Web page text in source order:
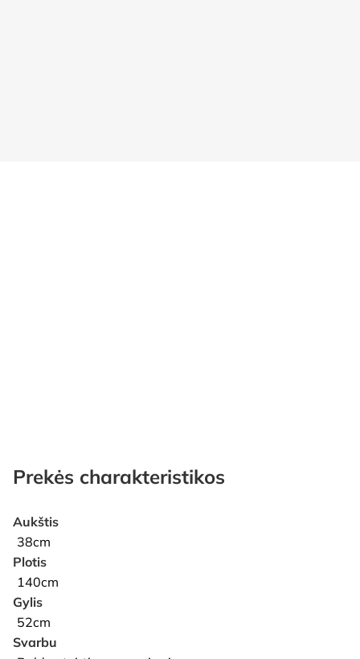
Prekės charakteristikos
Aukštis
38cm
Plotis
140cm
Gylis
52cm
Svarbu